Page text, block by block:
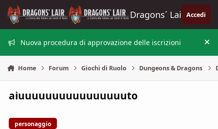
Vai al contenuto
Dragons´ Lair Accedi
Nuova procedura di approvazione delle iscrizioni
Home Forum Giochi di Ruolo Dungeons & Dragons
aiuuuuuuuuuuuuuuuuto
personaggio